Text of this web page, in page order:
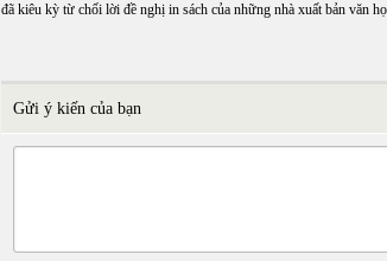
đã kiêu kỳ từ chối lời đề nghị in sách của những nhà xuất bản văn
Gửi ý kiến của bạn